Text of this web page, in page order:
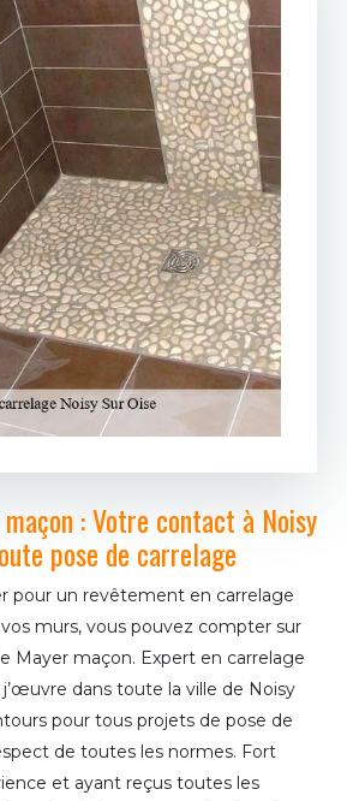
maçon : Votre contact à Noisy
pose de carrelage
pour un revêtement en carrelage
murs, vous pouvez compter sur
Mayer maçon. Expert en carrelage
dans toute la ville de Noisy
pour tous projets de pose de
de toutes les normes. Fort
et ayant reçus toutes les